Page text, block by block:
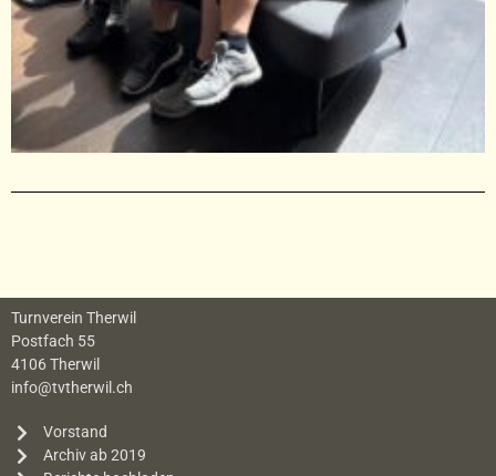
Turnverein Therwil
Postfach 55
4106 Therwil
info@tvtherwil.ch
Vorstand
Archiv ab 2019